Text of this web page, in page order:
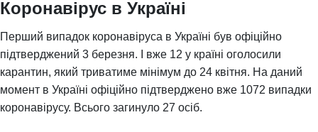
Коронавірус в Україні
Перший випадок коронавіруса в Україні був офіційно
підтверджений 3 березня. І вже 12 у країні оголосили
карантин, який триватиме мінімум до 24 квітня. На даний
момент в Україні офіційно підтверджено вже 1072 випадки
коронавірусу. Всього загинуло 27 осіб.